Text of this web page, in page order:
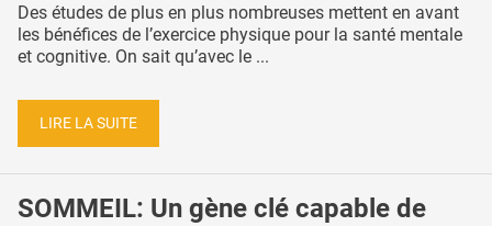
Des études de plus en plus nombreuses mettent en avant
les bénéfices de l’exercice physique pour la santé mentale
et cognitive. On sait qu’avec le ...
LIRE LA SUITE
SOMMEIL: Un gène clé capable de